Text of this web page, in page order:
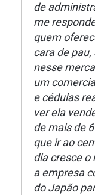
de
me
quem
cara de
nesse
um
e cédulas
ver ela
de mais de
que ir ao
dia cresce o
a empresa
do Japão